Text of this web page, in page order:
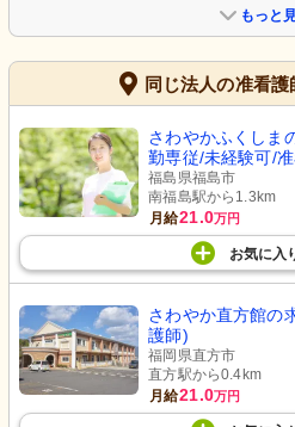
もっと
同じ法人の准看
さわやかふくしま
勤専従/未経験可/
福島県福島市
南福島駅から1.3km
月給21.0万円
お気に入
さわやか直方館の
護師)
福岡県直方市
直方駅から0.4km
月給21.0万円